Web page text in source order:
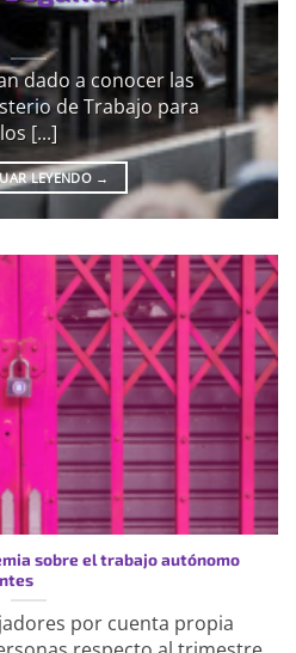
dado a conocer las
de Trabajo para
los [...]
LEYENDO →
sobre el trabajo autónomo
por cuenta propia